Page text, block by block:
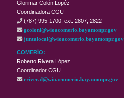
Glorimar Colón Lopéz
Coordinadora CGU
(787) 995-1700, ext. 2807, 2822
gcolonl@wioacomerio.bayamonpr.gov
juntalocal@wioacomerio.bayamonpr.gov
COMERÍO:
Roberto Rivera López
Coordinador CGU
rriveral@wioacomerio.bayamonpr.gov